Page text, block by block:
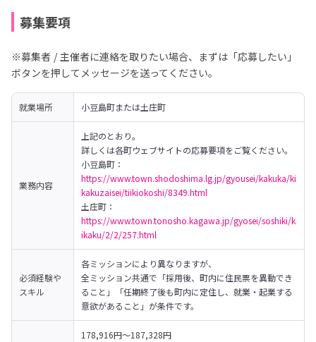
募集要項
※募集者 / 主催者に連絡を取りたい場合、まずは「応募したい」
ボタンを押してメッセージを送ってください。
就業場所 小豆島町または土庄町
業務内容
上記のとおり。
詳しくは各町ウェブサイトの応募要項をご覧ください。
小豆島町：
https://www.town.shodoshima.lg.jp/gyousei/kakuka/ki
kakuzaisei/tiikiokoshi/8349.html
https://www.town.tonosho.kagawa.jp/gyosei/soshiki/k
ikaku/2/2/257.html
必須経験や
スキル
各ミッションにより異なりますが、
全ミッション共通で「採用後、町内に住民票を異動でき
ること」「任期終了後も町内に定住し、就業・起業する
意欲があること」が条件です。
178,916円～187,328円